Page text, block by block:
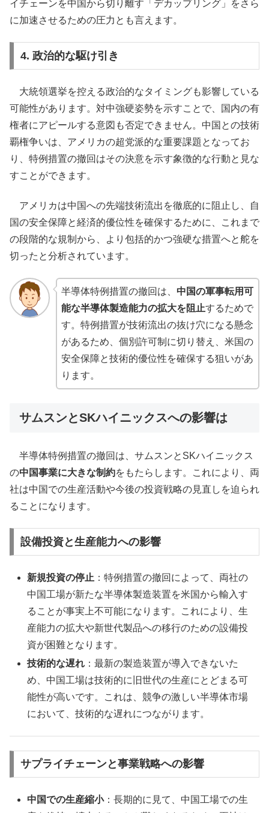
イチェーンを中国から切り離す「デカップリング」をさら
に加速させるための圧力とも言えます。
4. 政治的な駆け引き
大統領選挙を控える政治的なタイミングも影響している
可能性があります。対中強硬姿勢を示すことで、国内の有
権者にアピールする意図も否定できません。中国との技術
覇権争いは、アメリカの超党派的な重要課題となってお
り、特例措置の撤回はその決意を示す象徴的な行動と見な
すことができます。
アメリカは中国への先端技術流出を徹底的に阻止し、自
国の安全保障と経済的優位性を確保するために、これまで
の段階的な規制から、より包括的かつ強硬な措置へと舵を
切ったと分析されています。
半導体特例措置の撤回は、 中国の軍事転用可
能な半導体製造能力の拡大を阻止するためで
す。特例措置が技術流出の抜け穴になる懸念
があるため、個別許可制に切り替え、米国の
安全保障と技術的優位性を確保する狙いがあ
ります。
サムスンとSKハイニックスへの影響は
半導体特例措置の撤回は、サムスンとSKハイニックス
の中国事業に大きな制約をもたらします。これにより、両
社は中国での生産活動や今後の投資戦略の見直しを迫られ
ることになります。
設備投資と生産能力への影響
新規投資の停止 ：特例措置の撤回によって、両社の
中国工場が新たな半導体製造装置を米国から輸入す
ることが事実上不可能になります。これにより、生
産能力の拡大や新世代製品への移行のための設備投
資が困難となります。
技術的な遅れ ：最新の製造装置が導入できないた
め、中国工場は技術的に旧世代の生産にとどまる可
能性が高いです。これは、競争の激しい半導体市場
において、技術的な遅れにつながります。
サプライチェーンと事業戦略への影響
中国での生産縮小：長期的に見て、中国工場での生